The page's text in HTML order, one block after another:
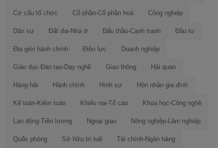
Cơ cấu tổ chức Cổ phần-Cổ phần hoá Công nghiệp
Dân sự Đất đai-Nhà ở Đấu thầu-Cạnh tranh Đầu tư
Địa giới hành chính Điện lực Doanh nghiệp
Giáo dục-Đào tạo-Dạy nghề Giao thông Hải quan
Hàng hải Hành chính Hình sự Hôn nhân gia đình
Kế toán-Kiểm toán Khiếu nại-Tố cáo Khoa học-Công nghệ
Lao động-Tiền lương Ngoại giao Nông nghiệp-Lâm nghiệp
Quốc phòng Sở hữu trí tuệ Tài chính-Ngân hàng